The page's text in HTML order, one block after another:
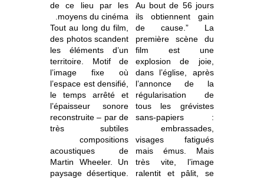
Au bout de 56 jours
ils obtiennent gain
de cause.” La
première scène du
film est une
explosion de joie,
dans l’église, après
l’annonce de la
régularisation de
tous les grévistes
sans-papiers :
embrassades,
visages fatigués
mais émus. Mais
très vite, l’image
ralentit et pâlit, se
de ce lieu par les
moyens du cinéma.
Tout au long du film,
des photos scandent
les éléments d’un
territoire. Motif de
l’image fixe où
l’espace est densifié,
le temps arrêté et
l’épaisseur sonore
reconstruite – par de
très subtiles
compositions
acoustiques de
Martin Wheeler. Un
paysage désertique.